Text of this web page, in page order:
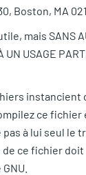
Boston, MA
mais SANS
UN USAGE
ce
à lui seul le
de ce fichier